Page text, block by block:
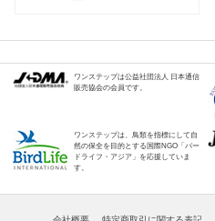
ワンステップは公益社団法人 日本通信
販売協会の会員です。
ワンステップは、鳥類を指標にして自
然の保全を目的とする国際NGO「バー
ドライフ・アジア」を応援していま
す。